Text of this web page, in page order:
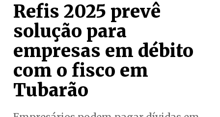
Refis 2025 prevê
solução para
empresas em débito
com o fisco em
Tubarão